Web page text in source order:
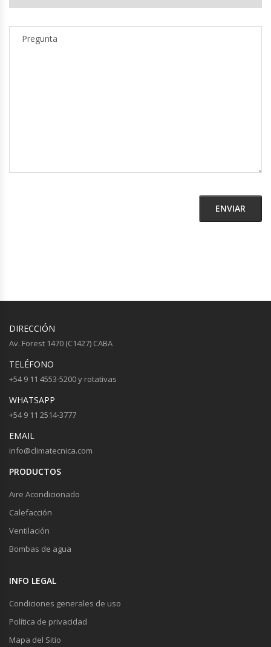
DIRECCIÓN
Av. Forest 1470 (C1427) CABA
TELÉFONO
+54 9 11 4553-5200 y rotativas
WHATSAPP
+54 9 11 2514-3777
EMAIL
info@climatecnica.com
PRODUCTOS
Aire Acondicionado
Calefacción
Ventilación
Bombas de agua
INFO LEGAL
Condiciones generales de uso
Política de privacidad
Mapa del Sitio